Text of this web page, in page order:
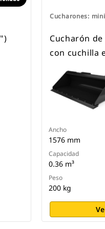
Cucharones:
Cucharón
con cuchilla
Ancho
1576 mm
Capacidad
0.36 m³
Peso
200 kg